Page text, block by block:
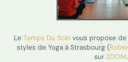
Le Temps Du Soin vous propose
styles de Yoga à Strasbourg (
sur ZOOM.